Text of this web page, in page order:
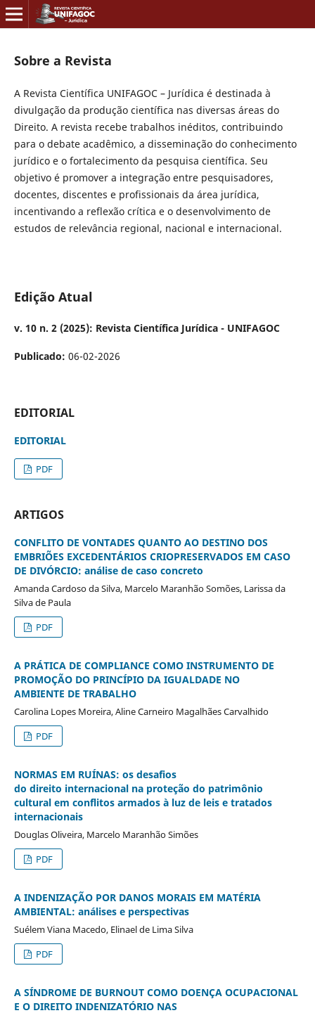
Sobre a Revista
A Revista Científica UNIFAGOC – Jurídica é destinada à
divulgação da produção científica nas diversas áreas do
Direito. A revista recebe trabalhos inéditos, contribuindo
para o debate acadêmico, a disseminação do conhecimento
jurídico e o fortalecimento da pesquisa científica. Seu
objetivo é promover a integração entre pesquisadores,
docentes, discentes e profissionais da área jurídica,
incentivando a reflexão crítica e o desenvolvimento de
estudos de relevância regional, nacional e internacional.
Edição Atual
v. 10 n. 2 (2025): Revista Científica Jurídica - UNIFAGOC
Publicado: 06-02-2026
EDITORIAL
EDITORIAL
PDF
ARTIGOS
CONFLITO DE VONTADES QUANTO AO DESTINO DOS
EMBRIÕES EXCEDENTÁRIOS CRIOPRESERVADOS EM CASO
DE DIVÓRCIO: análise de caso concreto
Amanda Cardoso da Silva, Marcelo Maranhão Somões, Larissa da
Silva de Paula
PDF
A PRÁTICA DE COMPLIANCE COMO INSTRUMENTO DE
PROMOÇÃO DO PRINCÍPIO DA IGUALDADE NO
AMBIENTE DE TRABALHO
Carolina Lopes Moreira, Aline Carneiro Magalhães Carvalhido
PDF
NORMAS EM RUÍNAS: os desafios
do direito internacional na proteção do patrimônio
cultural em conflitos armados à luz de leis e tratados
internacionais
Douglas Oliveira, Marcelo Maranhão Simões
PDF
A INDENIZAÇÃO POR DANOS MORAIS EM MATÉRIA
AMBIENTAL: análises e perspectivas
Suélem Viana Macedo, Elinael de Lima Silva
PDF
A SÍNDROME DE BURNOUT COMO DOENÇA OCUPACIONAL
E O DIREITO INDENIZATÓRIO NAS